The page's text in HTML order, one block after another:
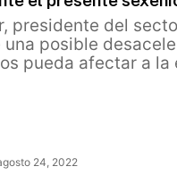
presidente del
posible
pueda afectar a la
24, 2022